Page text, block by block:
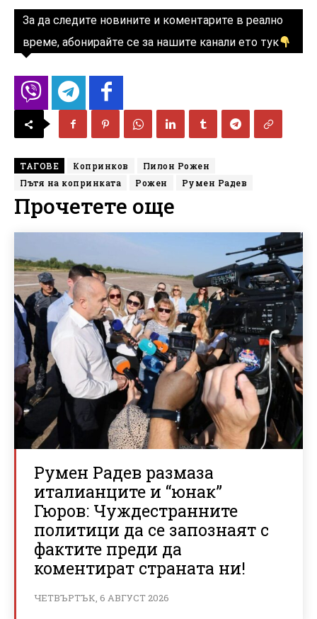
За да следите новините и коментарите в реално
време, абонирайте се за нашите канали ето тук
ТАГОВЕ Копринков
Пилон Рожен
Пътя на копринката
Рожен Румен Радев
Прочетете още
Румен Радев размаза
италианците и “юнак”
Гюров: Чуждестранните
политици да се запознаят с
фактите преди да
коментират страната ни!
ЧЕТВЪРТЪК, 6 АВГУСТ 2026